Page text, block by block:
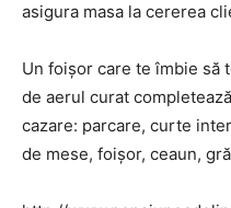
asigura masa la cererea
Un foişor care te îmbie să
de aerul curat
cazare: parcare, curte
de mese, foişor, ceaun,